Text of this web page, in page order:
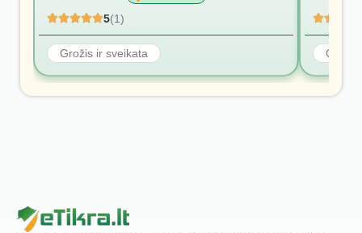
5(1)
Grožis ir sveikata Grožis